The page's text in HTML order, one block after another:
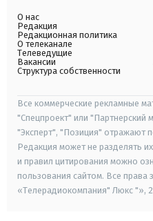
О нас
Редакция
Редакционная политика
О телеканале
Телеведущие
Вакансии
Структура собственности
Все коммерческие рекламные
"Спецпроект" или "Партнерский
"Эксперт", "Позиция" отражают
Редакция может не разделять
и правил цитирования можно
пользования сайтом. Все
«Телерадиокомпания" Люкс "»,